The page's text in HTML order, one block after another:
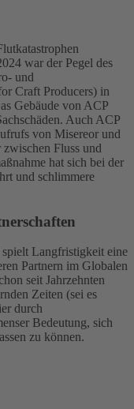
war der Pegel des
und
Craft Producers) in
Gebäude von ACP
Auch ACP
von Misereor und
Fluss und
hat sich bei der
und schlimmere
Langfristigkeit eine
Partnern im Globalen
seit Jahrzehnten
Zeiten (sei es
durch
Bedeutung, sich
zu können.